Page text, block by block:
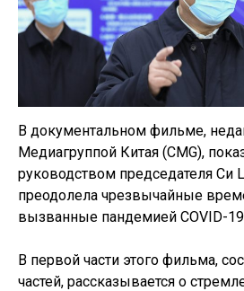
В документальном фильме,
Медиагруппой Китая (CMG),
руководством председателя Си
преодолела чрезвычайные
вызванные пандемией COVID-
В первой части этого фильма,
частей, рассказывается о